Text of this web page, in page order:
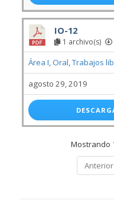
IO-12
1 archivo(s)
Área I,Oral,Trabajos
agosto 29, 2019
Mostrando
Anterior